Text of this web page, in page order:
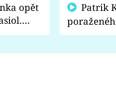
opět
a
fanoušci